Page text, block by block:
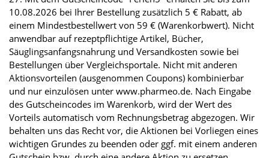
10.08.2026 bei Ihrer Bestellung zusätzlich 5 € Rabatt, ab
einem Mindestbestellwert von 59 € (Warenkorbwert). Nicht
anwendbar auf rezeptpflichtige Artikel, Bücher,
Säuglingsanfangsnahrung und Versandkosten sowie bei
Bestellungen über Vergleichsportale. Nicht mit anderen
Aktionsvorteilen (ausgenommen Coupons) kombinierbar
und nur einzulösen unter www.pharmeo.de. Nach Eingabe
des Gutscheincodes im Warenkorb, wird der Wert des
Vorteils automatisch vom Rechnungsbetrag abgezogen. Wir
behalten uns das Recht vor, die Aktionen bei Vorliegen eines
wichtigen Grundes zu beenden oder ggf. mit einem anderen